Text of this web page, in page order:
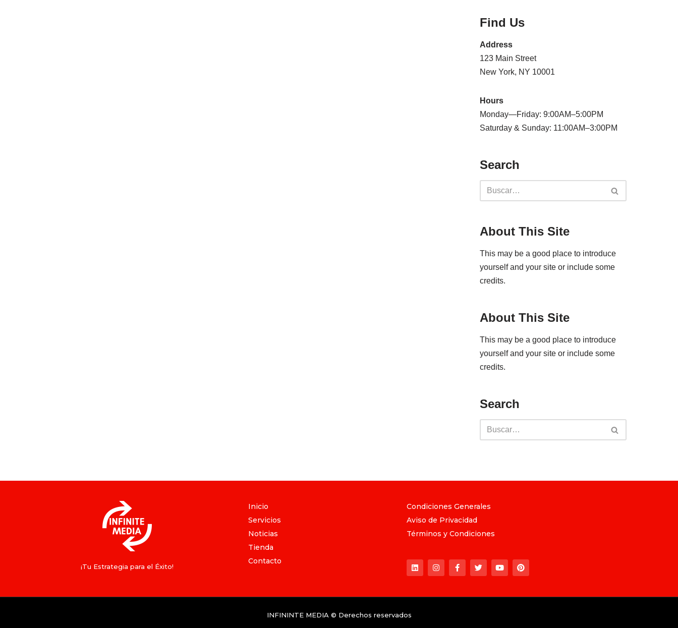
Find Us
Address
123 Main Street
New York, NY 10001
Hours
Monday—Friday: 9:00AM–5:00PM
Saturday & Sunday: 11:00AM–3:00PM
Search
About This Site
This may be a good place to introduce
yourself and your site or include some
credits.
About This Site
This may be a good place to introduce
yourself and your site or include some
credits.
Search
¡Tu Estrategia para el Éxito!
Inicio
Servicios
Noticias
Tienda
Contacto
Condiciones Generales
Aviso de Privacidad
Términos y Condiciones
INFININTE MEDIA © Derechos reservados